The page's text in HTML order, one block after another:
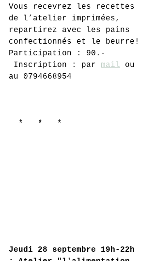
Vous recevrez les recettes
de l’atelier imprimées,
repartirez avec les pains
confectionnés et le beurre!
Participation : 90.-
Inscription : par mail ou
au 0794668954
  *   *   *
Jeudi 28 septembre 19h-22h